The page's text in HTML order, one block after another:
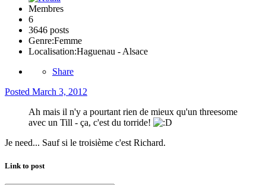
Membres
6
3646 posts
Genre:Femme
Localisation:Haguenau - Alsace
Share
Posted March 3, 2012
Ah mais il n'y a pourtant rien de mieux qu'un threesome
avec un Till - ça, c'est du torride!
Je need... Sauf si le troisième c'est Richard.
Link to post